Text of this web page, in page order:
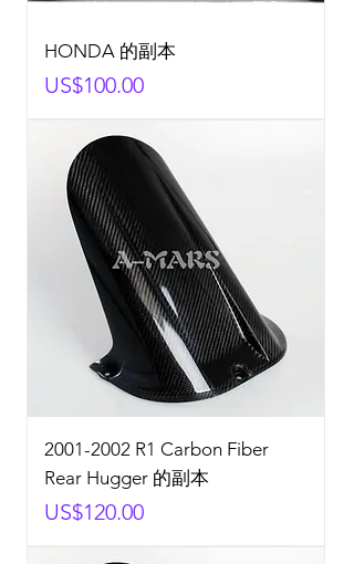
HONDA 的副本
Price
US$100.00
2001-2002 R1 Carbon Fiber
Rear Hugger 的副本
Price
US$120.00